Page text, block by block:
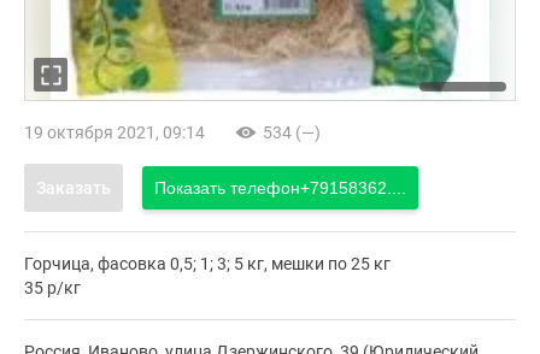
19 октября 2021, 09:14 534 (—)
Заказать Показать телефон+79158362....
Горчица, фасовка 0,5; 1; 3; 5 кг, мешки по 25 кг
35 р/кг